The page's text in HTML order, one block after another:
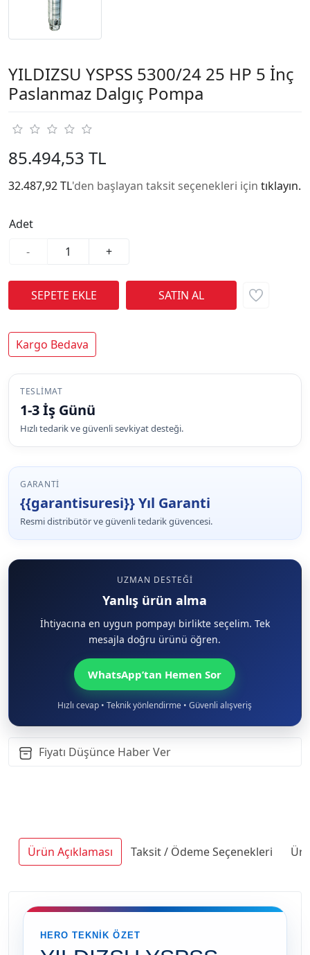
YILDIZSU YSPSS 5300/24 25 HP 5 İnç
Paslanmaz Dalgıç Pompa
85.494,53 TL
32.487,92 TL'den başlayan taksit seçenekleri için tıklayın.
Adet
-
+
Kargo Bedava
TESLIMAT
1-3 İş Günü
Hızlı tedarik ve güvenli sevkiyat desteği.
GARANTI
{{garantisuresi}} Yıl Garanti
Resmi distribütör ve güvenli tedarik güvencesi.
UZMAN DESTEĞI
Yanlış ürün alma
İhtiyacına en uygun pompayı birlikte seçelim. Tek
mesajla doğru ürünü öğren.
WhatsApp’tan Hemen Sor
Hızlı cevap • Teknik yönlendirme • Güvenli alışveriş
Fiyatı Düşünce Haber Ver
Ürün Açıklaması Taksit / Ödeme Seçenekleri
HERO TEKNIK ÖZET